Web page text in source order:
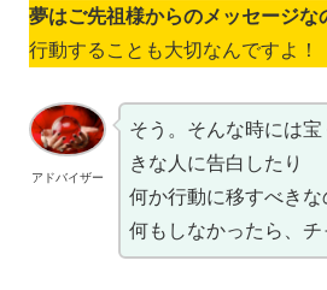
夢はご先祖様からのメッセージな
行動することも大切なんですよ！
アドバイザー
そう。そんな時には
きな人に告白したり
何か行動に移すべきな
何もしなかったら、チ